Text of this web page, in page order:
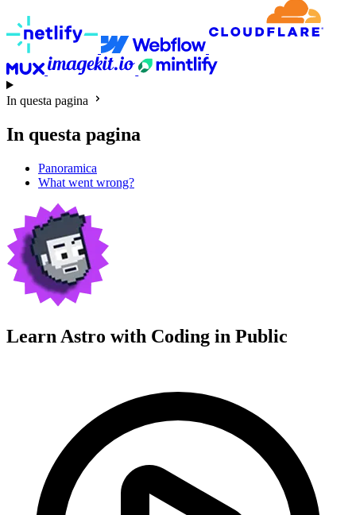
In questa pagina
In questa pagina
Panoramica
What went wrong?
Learn Astro with Coding in Public